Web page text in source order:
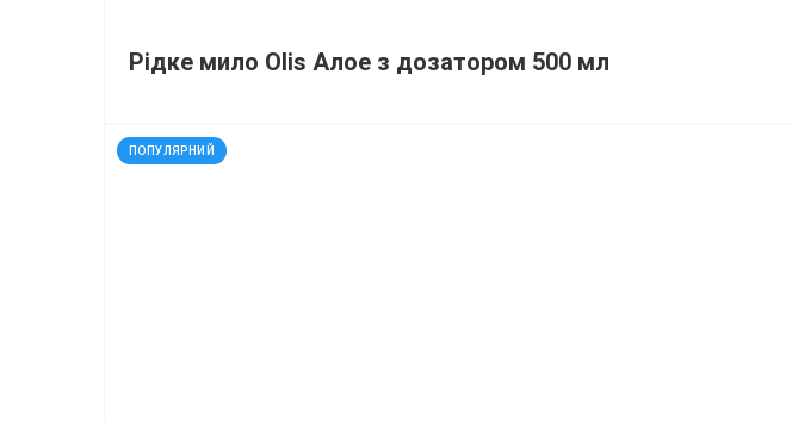
Рідке мило Olis Алое з дозатором 500 мл
ПОПУЛЯРНИЙ
код: 12073